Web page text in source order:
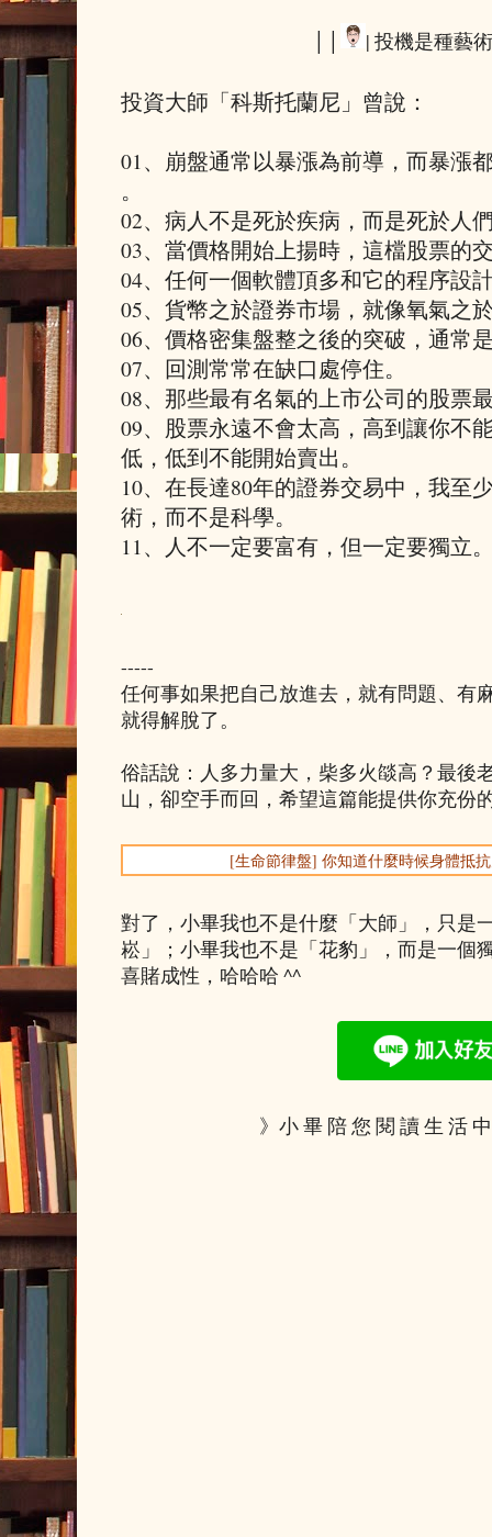
| 投機是種藝
​投資大師「​科斯托蘭尼​」曾說​：​
​0​1、崩盤通常以暴漲為前導，而暴漲
。
​0​2、病人不是死於疾病，而是死於人
​0​3、當價格開始上揚時，這檔股票的
​0​4、任何一個軟體頂多和它的程序設
​0​5、貨幣之於證券市場，就像氧氣之
​0​6、價格密集盤整之後的突破，通常
​0​7、回測常常在缺口處停住。
​0​8、那些最有名氣的上市公司的股票
​0​9、股票永遠不會太高，高到讓你不
低，低到不能開始賣出。
10、在長達80年的證券交易中，我至
術，而不是科學。
11、人不一定要富有，但一定要獨立
-----
任何事如果把自己放進去，就有問題、有
就得解脫了。
俗話說：人多力量大，柴多火燄高？最後
山，卻空手而回，希望這篇能提供你充份
[生命節律盤] 你知道什麼時候身體抵
對了，小畢我也不是什麼「大師」，只是
崧」；小畢我也不是「花豹」，而是一個
喜賭成性，哈哈哈 ^^
》小 畢 陪 您 閱 讀 生 活